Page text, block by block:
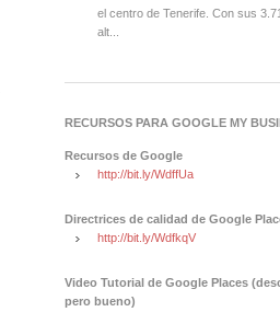
el centro de Tenerife. Con sus
alt...
RECURSOS PARA GOOGLE MY
Recursos de Google
http://bit.ly/WdffUa
Directrices de calidad de Google
http://bit.ly/WdfkqV
Video Tutorial de Google Places
pero bueno)